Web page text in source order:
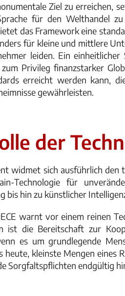
Ziel zu erreichen,
für den Welthandel
das Framework eine
für kleine und mittlere
leiden. Ein
zum Privileg finanzstarker
erreicht werden kann,
gewährleisten.
der
widmet sich ausführlich den
Technologie für
bis hin zu künstlicher
warnt vor einem reinen
ist die Bereitschaft zur
es um grundlegende
heute, kleinste Mengen eines
Sorgfaltspflichten endgültig